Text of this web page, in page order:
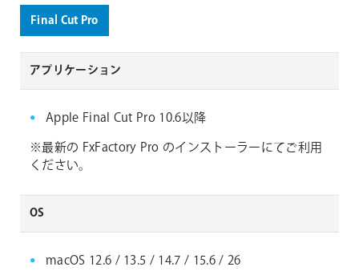
Final Cut Pro
アプリケーション
Apple Final Cut Pro 10.6以降
※最新の FxFactory Pro のインストーラーにてご利用
ください。
OS
macOS 12.6 / 13.5 / 14.7 / 15.6 / 26